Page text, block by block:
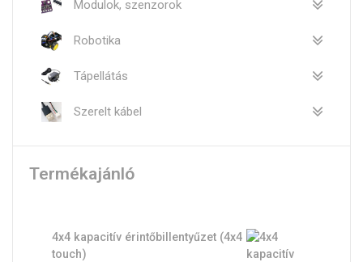
Modulok, szenzorok
Robotika
Tápellátás
Szerelt kábel
Termékajánló
4x4 kapacitív érintőbillentyűzet (4x4
touch)